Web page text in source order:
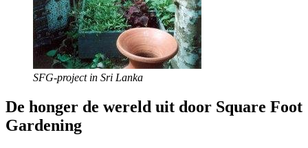
SFG-project in Sri Lanka
De honger de wereld uit door Square Foot
Gardening